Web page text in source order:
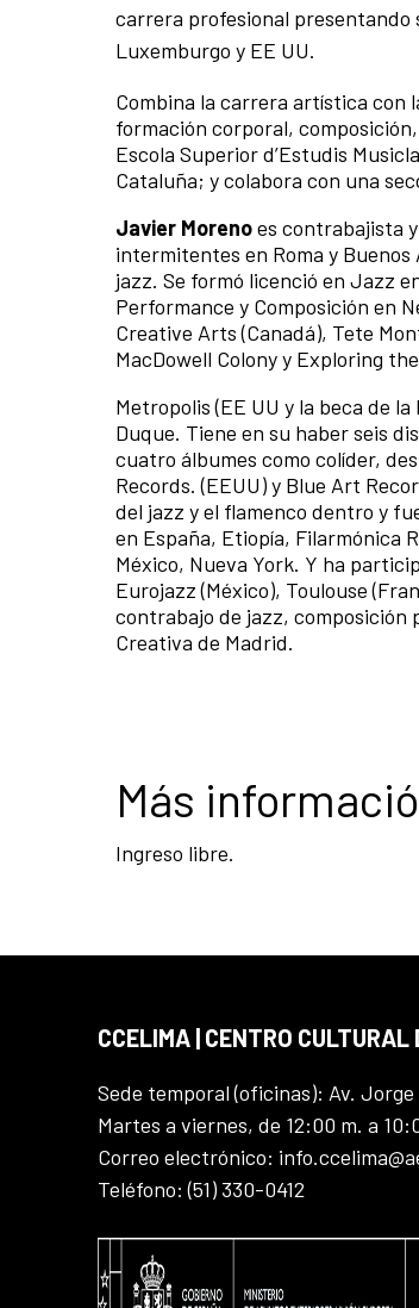
carrera profesional presentando
Luxemburgo y EE UU.
Combina la carrera artística con
formación corporal,
Escola Superior d’Estudis
Cataluña; y colabora con una
Javier Morenoes contrabajista
intermitentes en Roma y
jazz. Se formó licenció en Jazz
Performance y Composición en
Creative Arts (Canadá), Tete
MacDowell Colony y Exploring the
Metropolis (EE UU y la beca de
Duque. Tiene en su haber seis
cuatro álbumes como colíder,
Records. (EEUU) y Blue Art
del jazz y el flamenco dentro y
en España, Etiopía, Filarmónica
México, Nueva York. Y ha
Eurojazz (México), Toulouse
contrabajo de jazz, composición
Creativa de Madrid.
Más
Ingreso libre.
CCELIMA | CENTRO
Sede temporal (oficinas): Av.
Martes a viernes, de 12:00 m. a
Correo electrónico:
Teléfono: (51) 330-0412